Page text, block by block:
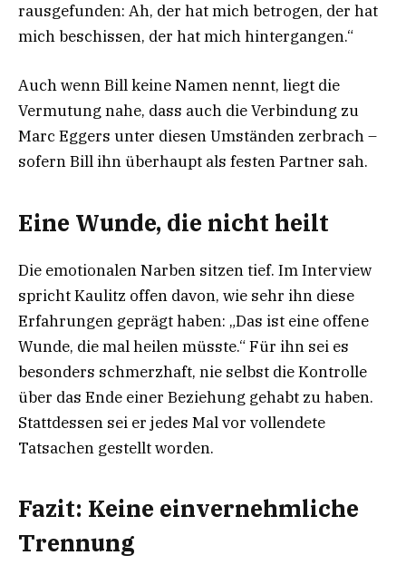
rausgefunden: Ah, der hat mich betrogen, der hat
mich beschissen, der hat mich hintergangen.“
Auch wenn Bill keine Namen nennt, liegt die
Vermutung nahe, dass auch die Verbindung zu
Marc Eggers unter diesen Umständen zerbrach –
sofern Bill ihn überhaupt als festen Partner sah.
Eine Wunde, die nicht heilt
Die emotionalen Narben sitzen tief. Im Interview
spricht Kaulitz offen davon, wie sehr ihn diese
Erfahrungen geprägt haben: „Das ist eine offene
Wunde, die mal heilen müsste.“ Für ihn sei es
besonders schmerzhaft, nie selbst die Kontrolle
über das Ende einer Beziehung gehabt zu haben.
Stattdessen sei er jedes Mal vor vollendete
Tatsachen gestellt worden.
Fazit: Keine einvernehmliche
Trennung